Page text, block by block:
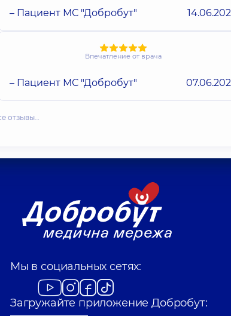
– Пациент МС "Добробут"
Впечатление от врача
– Пациент МС "Добробут"
отзывы…
Мы в социальных сетях:
Загружайте приложение Добробут: